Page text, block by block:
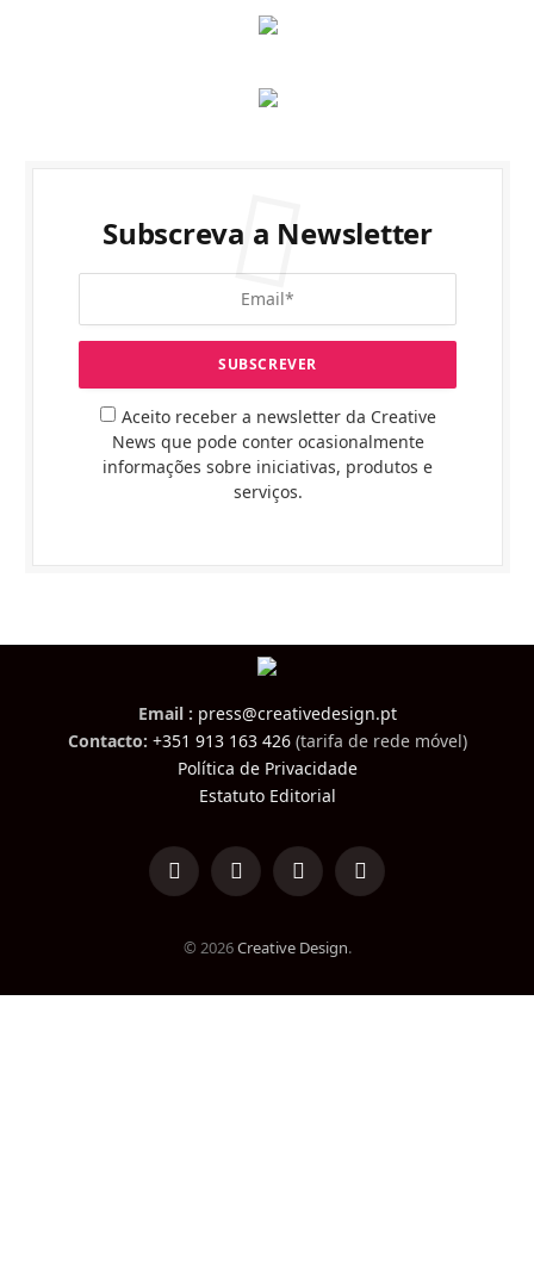
Subscreva a Newsletter
Aceito receber a newsletter da Creative
News que pode conter ocasionalmente
informações sobre iniciativas, produtos e
serviços.
Email : press@creativedesign.pt
Contacto: +351 913 163 426(tarifa de rede móvel)
Política de Privacidade
Estatuto Editorial
LinkedInFacebookInstagramTikTok
© 2026Creative Design.